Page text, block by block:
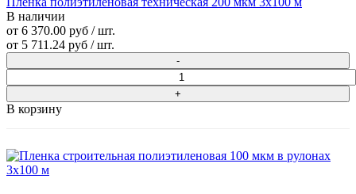
В наличии
от 6 370.00 руб / шт.
от 5 711.24 руб / шт.
В корзину